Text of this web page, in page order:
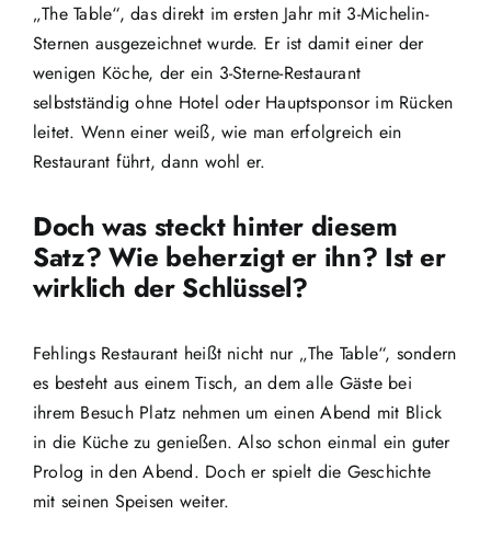
„The Table“, das direkt im ersten Jahr mit 3-Michelin-
Sternen ausgezeichnet wurde. Er ist damit einer der
wenigen Köche, der ein 3-Sterne-Restaurant
selbstständig ohne Hotel oder Hauptsponsor im Rücken
leitet. Wenn einer weiß, wie man erfolgreich ein
Restaurant führt, dann wohl er.
Doch was steckt hinter diesem
Satz? Wie beherzigt er ihn? Ist er
wirklich der Schlüssel?
Fehlings Restaurant heißt nicht nur „The Table“, sondern
es besteht aus einem Tisch, an dem alle Gäste bei
ihrem Besuch Platz nehmen um einen Abend mit Blick
in die Küche zu genießen. Also schon einmal ein guter
Prolog in den Abend. Doch er spielt die Geschichte
mit seinen Speisen weiter.